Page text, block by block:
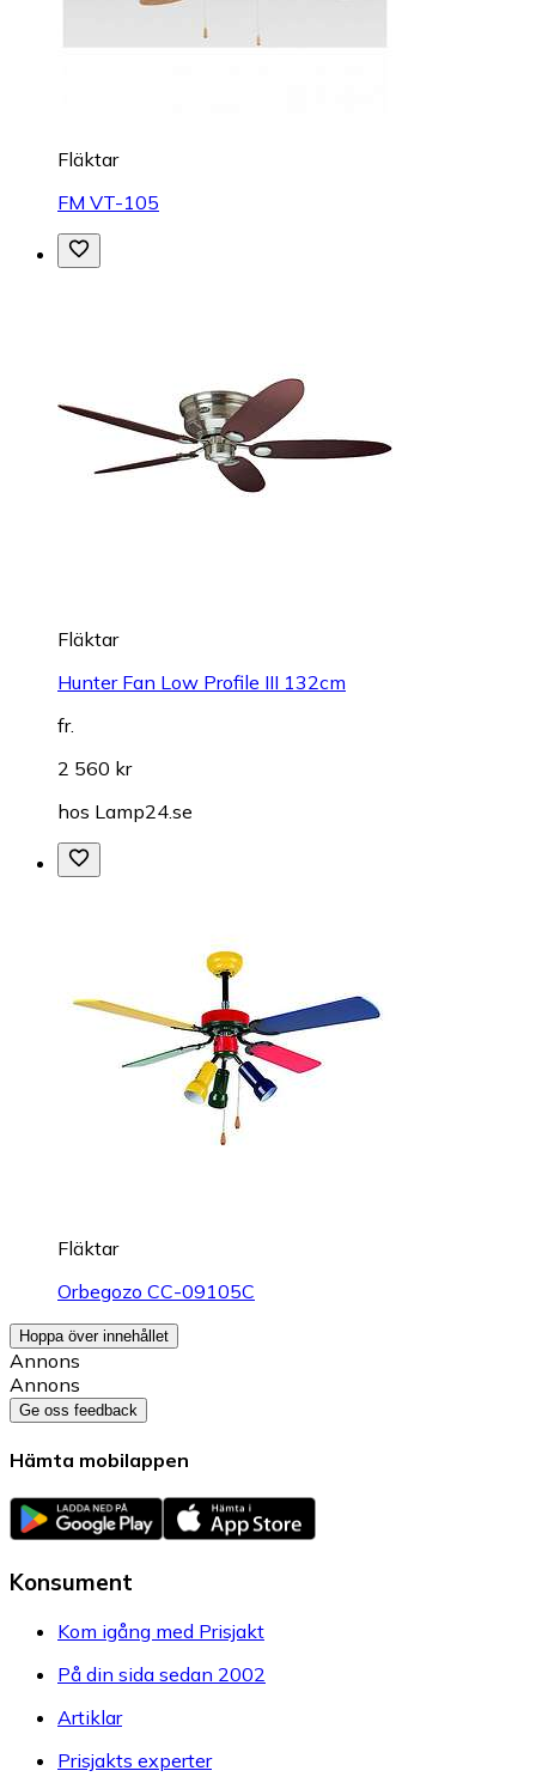
Fläktar
FM VT-105
Fläktar
Hunter Fan Low Profile III 132cm
fr.
2 560 kr
hos Lamp24.se
Fläktar
Orbegozo CC-09105C
Hoppa över innehållet
Annons
Annons
Ge oss feedback
Hämta mobilappen
Konsument
Kom igång med Prisjakt
På din sida sedan 2002
Artiklar
Prisjakts experter